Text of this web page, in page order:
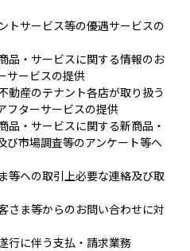
トサービス等の優遇サービスの
品・サービスに関する情報のお
サービスの提供
動産のテナント各店が取り扱う
フターサービスの提供
品・サービスに関する新商品・
び市場調査等のアンケート等へ
等への取引上必要な連絡及び取
さま等からのお問い合わせに対
行に伴う支払・請求業務